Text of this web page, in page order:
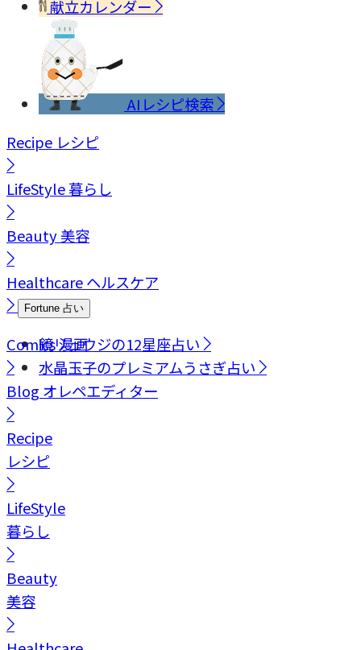
献立カレンダー
AIレシピ検索
Recipe レシピ
LifeStyle暮らし
Beauty美容
Healthcareヘルスケア
Fortune 占い
鏡リュウジの12星座占い
水晶玉子のプレミアムうさぎ占い
Comics漫画
Blog オレペエディター
Recipe
レシピ
LifeStyle
暮らし
Beauty
美容